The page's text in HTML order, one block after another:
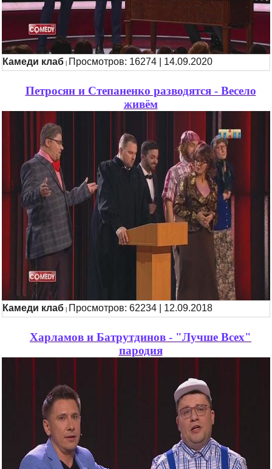
Камеди клаб Просмотров: 16274 | 14.09.2020
Петросян и Степаненко разводятся - Весело
живём
Камеди клаб Просмотров: 62234 | 12.09.2018
Харламов и Батрутдинов - "Лучше Всех"
пародия